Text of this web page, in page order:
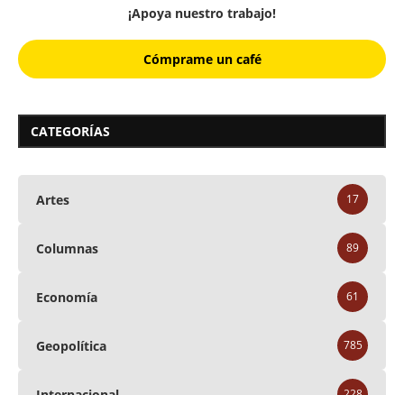
¡Apoya nuestro trabajo!
Cómprame un café
CATEGORÍAS
Artes 17
Columnas 89
Economía 61
Geopolítica 785